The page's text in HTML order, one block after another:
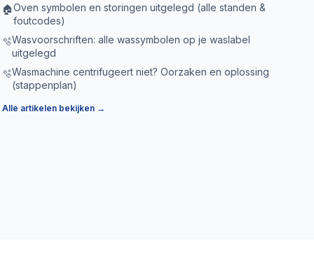
🏠Oven symbolen en storingen uitgelegd (alle standen &
foutcodes)
🫧Wasvoorschriften: alle wassymbolen op je waslabel
uitgelegd
🫧Wasmachine centrifugeert niet? Oorzaken en oplossing
(stappenplan)
Alle artikelen bekijken →